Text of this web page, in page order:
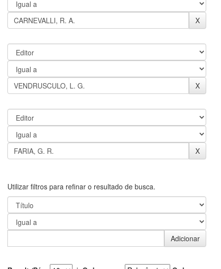
Utilizar filtros para refinar o resultado de busca.